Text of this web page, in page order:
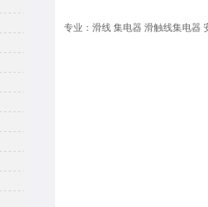
专业：滑线 集电器 滑触线集电器